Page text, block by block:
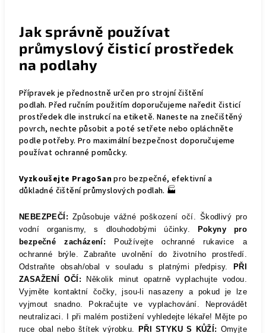
Jak správně používat
průmyslový čisticí prostředek
na podlahy
Přípravek je přednostně určen pro strojní čištění
podlah.Před ručním použitím doporučujeme naředit čisticí
prostředek dle instrukcí na etiketě. Naneste na znečištěný
povrch, nechte působit a poté setřete nebo opláchněte
podle potřeby. Pro maximální bezpečnost doporučujeme
používat ochranné pomůcky.
Vyzkoušejte PragoSanpro bezpečné, efektivní a
důkladné čištění průmyslových podlah. 🏭
NEBEZPEČÍ: Způsobuje vážné poškození očí. Škodlivý pro
vodní organismy, s dlouhodobými účinky.
Pokyny pro
bezpečné zacházení:
Používejte ochranné rukavice a
ochranné brýle. Zabraňte uvolnění do životního prostředí.
Odstraňte obsah/obal v souladu s platnými předpisy.
PŘI
ZASAŽENÍ OČÍ:
Několik minut opatrně vyplachujte vodou.
Vyjměte kontaktní čočky, jsou-li nasazeny a pokud je lze
vyjmout snadno. Pokračujte ve vyplachování. Neprovádět
neutralizaci. I při malém postižení vyhledejte lékaře! Mějte po
ruce obal nebo štítek výrobku.
PŘI STYKU S KŮŽÍ: Omyjte